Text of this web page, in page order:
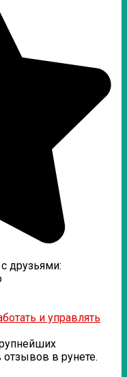
друзьями:
и управлять
отзывов в рунете.